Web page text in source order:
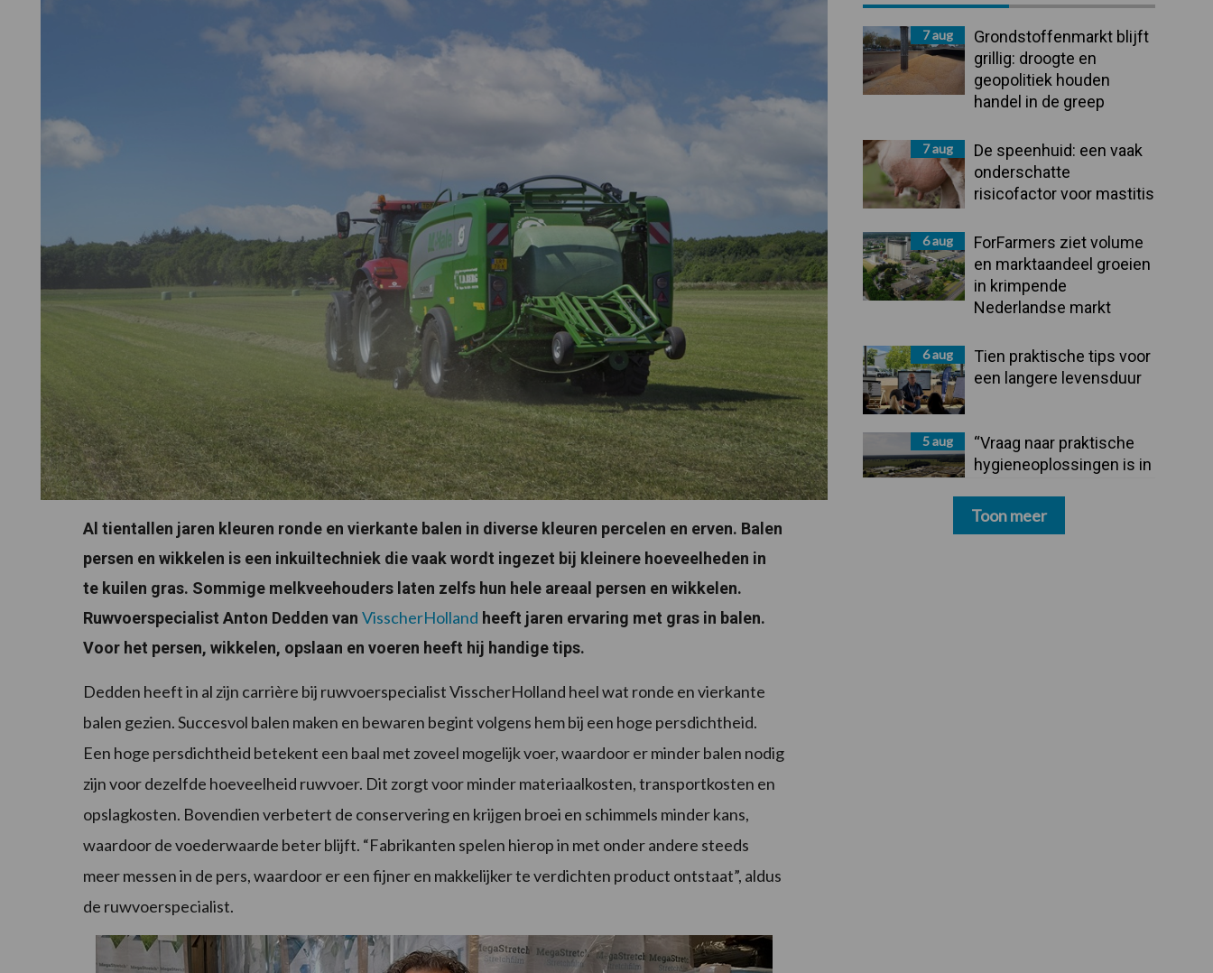
Al tientallen jaren kleuren ronde en vierkante balen in diverse kleuren percelen en erven. Balen
persen en wikkelen is een inkuiltechniek die vaak wordt ingezet bij kleinere hoeveelheden in
te kuilen gras. Sommige melkveehouders laten zelfs hun hele areaal persen en wikkelen.
Ruwvoerspecialist Anton Dedden van VisscherHolland heeft jaren ervaring met gras in balen.
Voor het persen, wikkelen, opslaan en voeren heeft hij handige tips.
Dedden heeft in al zijn carrière bij ruwvoerspecialist VisscherHolland heel wat ronde en vierkante
balen gezien. Succesvol balen maken en bewaren begint volgens hem bij een hoge persdichtheid.
Een hoge persdichtheid betekent een baal met zoveel mogelijk voer, waardoor er minder balen nodig
zijn voor dezelfde hoeveelheid ruwvoer. Dit zorgt voor minder materiaalkosten, transportkosten en
opslagkosten. Bovendien verbetert de conservering en krijgen broei en schimmels minder kans,
waardoor de voederwaarde beter blijft. “Fabrikanten spelen hierop in met onder andere steeds
meer messen in de pers, waardoor er een fijner en makkelijker te verdichten product ontstaat”, aldus
de ruwvoerspecialist.
Sidebar7 aug
Grondstoffenmarkt blijft
grillig: droogte en
geopolitiek houden
handel in de greep
7 aug
De speenhuid: een vaak
onderschatte
risicofactor voor mastitis
6 aug
ForFarmers ziet volume
en marktaandeel groeien
in krimpende
Nederlandse markt
6 aug
Tien praktische tips voor
een langere levensduur
5 aug
“Vraag naar praktische
hygieneoplossingen is in
Toon meer